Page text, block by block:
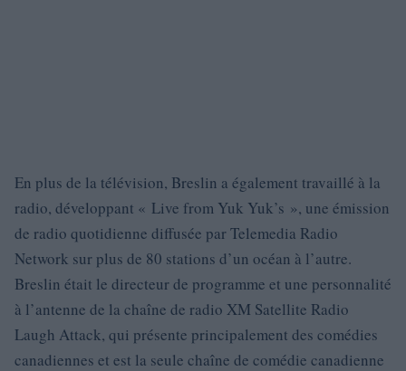
En plus de la télévision, Breslin a également travaillé à la
radio, développant « Live from Yuk Yuk’s », une émission
de radio quotidienne diffusée par Telemedia Radio
Network sur plus de 80 stations d’un océan à l’autre.
Breslin était le directeur de programme et une personnalité
à l’antenne de la chaîne de radio XM Satellite Radio
Laugh Attack, qui présente principalement des comédies
canadiennes et est la seule chaîne de comédie canadienne